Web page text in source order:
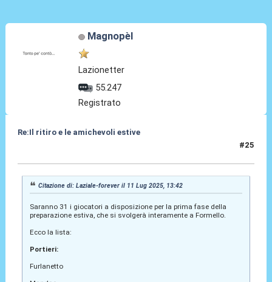
Magnopèl
Lazionetter
55.247
Registrato
Re:Il ritiro e le amichevoli estive
#25
Citazione di: Laziale-forever il 11 Lug 2025, 13:42
Saranno 31 i giocatori a disposizione per la prima fase della
preparazione estiva, che si svolgerà interamente a Formello.
Ecco la lista:
Portieri:
Furlanetto